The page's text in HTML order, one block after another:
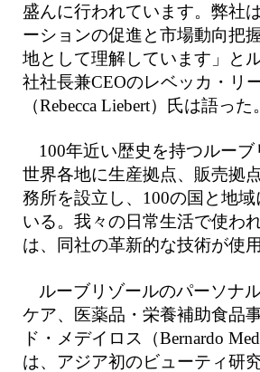
盛んに行われています。弊社
ーションの促進と市場動向把
地として理解しています」と
社社長兼CEOのレベッカ・リ
（Rebecca Liebert）氏は語った。
100年近い歴史を持つルーブ
世界各地に生産拠点、販売拠
務所を設立し、100の国と地
いる。我々の日常生活で使わ
は、同社の革新的な技術が使
ルーブリゾールのパーソナ
ケア、医薬品・栄養補助食品
ド・メデイロス（Bernardo
は、アジア初のビューティ研